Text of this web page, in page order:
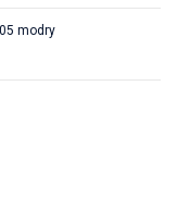
modry